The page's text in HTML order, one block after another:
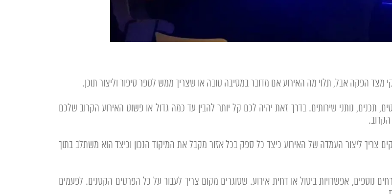
מצד הפקה אבל, תלוי מה האירוע אם מדובר במסיבה טובה או שצריך ממש לספר סיפור וליצור תוכן.
תכנים, נותני שירותים. בדרך זאת יהיה לכם קל יותר להבין עד כמה גדול או פשוט האירוע הקרוב שלכם
צריך ליצור העמדה של האירוע כיצד כל ספק בכל אזור מקבל את המיקוד הנכון וכיצד הוא משתלב בתוך
נוספים, אפשרויות ביטול או דחית אירוע. שסוגרים מקום צריך לעבור על כל הפרטים הקטנים. לפעמים